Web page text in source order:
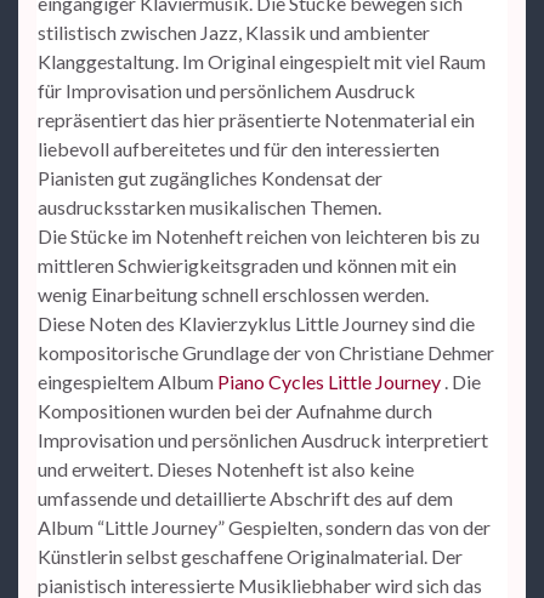
stilistisch zwischen Jazz, Klassik und ambienter
Klanggestaltung. Im Original eingespielt mit viel Raum
für Improvisation und persönlichem Ausdruck
repräsentiert das hier präsentierte Notenmaterial ein
liebevoll aufbereitetes und für den interessierten
Pianisten gut zugängliches Kondensat der
ausdrucksstarken musikalischen Themen.
Die Stücke im Notenheft reichen von leichteren bis zu
mittleren Schwierigkeitsgraden und können mit ein
wenig Einarbeitung schnell erschlossen werden.
Diese Noten des Klavierzyklus Little Journey sind die
kompositorische Grundlage der von Christiane Dehmer
eingespieltem Album Piano Cycles Little Journey . Die
Kompositionen wurden bei der Aufnahme durch
Improvisation und persönlichen Ausdruck interpretiert
und erweitert. Dieses Notenheft ist also keine
umfassende und detaillierte Abschrift des auf dem
Album “Little Journey” Gespielten, sondern das von der
Künstlerin selbst geschaffene Originalmaterial. Der
pianistisch interessierte Musikliebhaber wird sich das